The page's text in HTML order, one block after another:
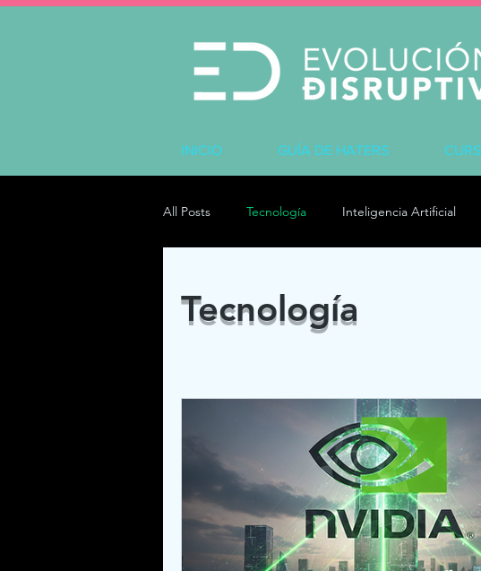
INICIO GUÍA DE HATERS
All Posts Tecnología Inteligencia Artificial
Tecnología